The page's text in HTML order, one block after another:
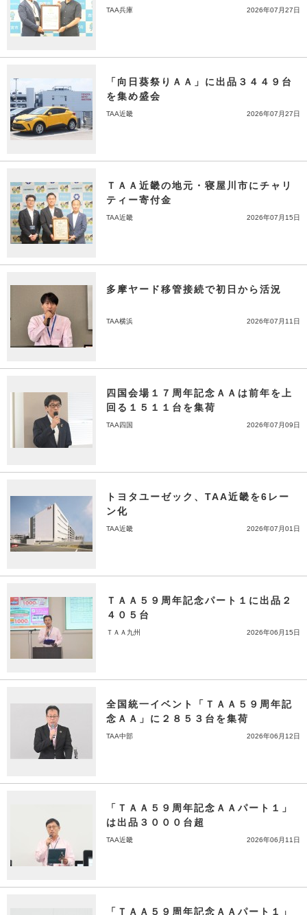
TAA兵庫 2026年07月27日
「向日葵祭りＡＡ」に出品３４４９台
を集め盛会
TAA近畿 2026年07月27日
ＴＡＡ近畿の地元・寝屋川市にチャリ
ティー寄付金
TAA近畿 2026年07月15日
多摩ヤード移管接続で初日から活況
TAA横浜 2026年07月11日
四国会場１７周年記念ＡＡは前年を上
回る１５１１台を集荷
TAA四国 2026年07月09日
トヨタユーゼック、TAA近畿を6レー
ン化
TAA近畿 2026年07月01日
ＴＡＡ５９周年記念パート１に出品２
４０５台
ＴＡＡ九州 2026年06月15日
全国統一イベント「ＴＡＡ５９周年記
念ＡＡ」に２８５３台を集荷
TAA中部 2026年06月12日
「ＴＡＡ５９周年記念ＡＡパート１」
は出品３０００台超
TAA近畿 2026年06月11日
「ＴＡＡ５９周年記念ＡＡパート１」